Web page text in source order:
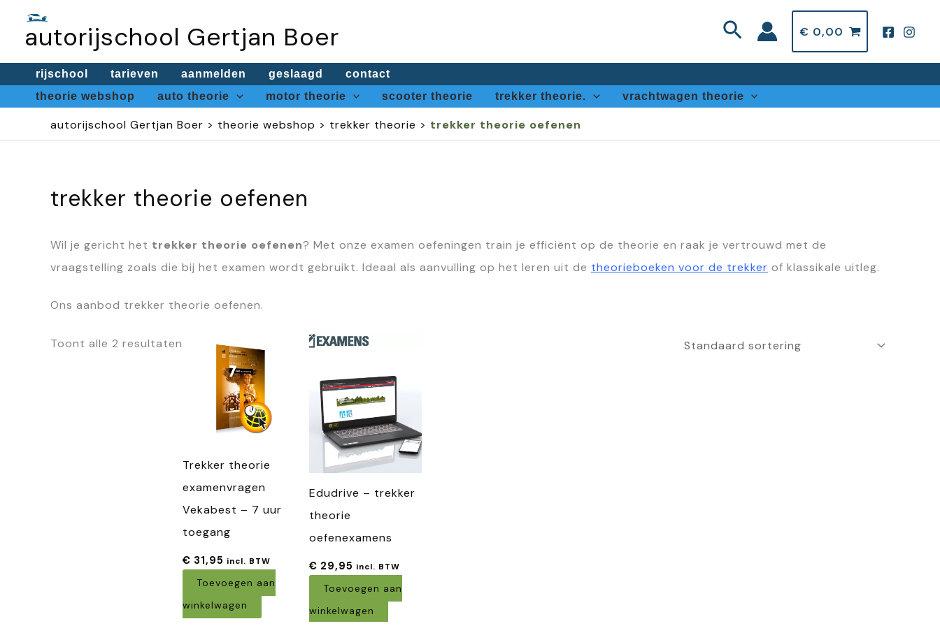
inhoud
autorijschool Gertjan Boer Zoeken € 0,00
rijschool tarieven aanmelden geslaagd
contact
theorie webshop
auto theorie motor theorie scooter theorie trekker theorie. vrachtwagen theorie
autorijschool Gertjan Boer > theorie webshop > trekker theorie > trekker theorie oefenen
trekker theorie oefenen
Wil je gericht het trekker theorie oefenen? Met onze examen oefeningen train je efficiënt op de theorie en raak je vertrouwd met de
vraagstelling zoals die bij het examen wordt gebruikt. Ideaal als aanvulling op het leren uit de theorieboeken voor de trekker of klassikale uitleg.
Ons aanbod trekker theorie oefenen.
Toont alle 2 resultaten
Trekker theorie
examenvragen
Vekabest – 7 uur
toegang
€ 31,95 incl. BTW
Toevoegen aan
winkelwagen
Edudrive – trekker
theorie
oefenexamens
€ 29,95 incl. BTW
Toevoegen aan
winkelwagen